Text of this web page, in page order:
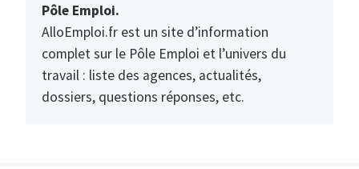
Pôle Emploi.
AlloEmploi.fr est un site d’information
complet sur le Pôle Emploi et l’univers du
travail : liste des agences, actualités,
dossiers, questions réponses, etc.